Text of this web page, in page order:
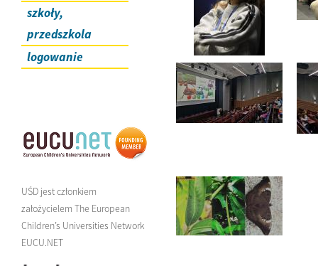
szkoły,
przedszkola
logowanie
UŚD jest członkiem
założycielem The European
Children’s Universities Network
EUCU.NET